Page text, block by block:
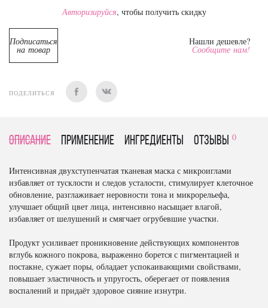
Авторизируйся, чтобы получить скидку
Подписаться
на товар
Нашли дешевле?
Сообщите нам!
ПОДЕЛИТЬСЯ
Описание Применение Ингредиенты отзывы 0
Интенсивная двухступенчатая тканевая маска с микроиглами
избавляет от тусклости и следов усталости, стимулирует клеточное
обновление, разглаживает неровности тона и микрорельефа,
улучшает общий цвет лица, интенсивно насыщает влагой,
избавляет от шелушений и смягчает огрубевшие участки.
Продукт усиливает проникновение действующих компонентов
вглубь кожного покрова, выраженно борется с пигментацией и
постакне, сужает поры, обладает успокаивающими свойствами,
повышает эластичность и упругость, оберегает от появления
воспалений и придаёт здоровое сияние изнутри.